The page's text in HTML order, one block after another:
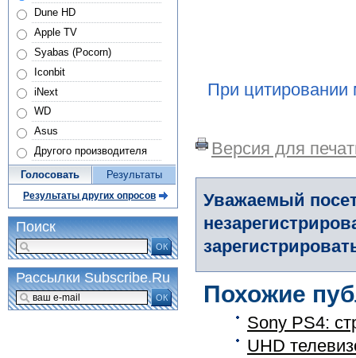
При цитировании
Версия для
Уважаемый
Похожие
Sony PS4:
UHD
Dune HD
Apple TV
Syabas (Pocorn)
Iconbit
iNext
WD
Asus
Другого производителя
Голосовать Результаты
Результаты других опросов
Поиск
ОК
Рассылки Subscribe.Ru
ОК